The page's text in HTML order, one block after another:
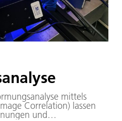
mittels
Correlation) lassen
und